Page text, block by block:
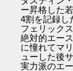
ー昇格した
4割を記録し
フェリック
絶対的エー
に憧れてマ
ューした後
実力派のエ